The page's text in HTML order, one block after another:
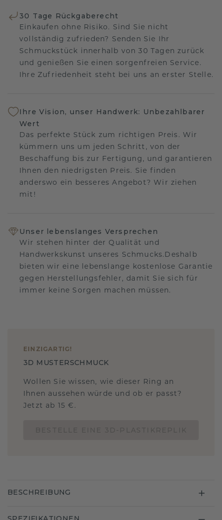
30 Tage Rückgaberecht
Einkaufen ohne Risiko. Sind Sie nicht
vollständig zufrieden? Senden Sie Ihr
Schmuckstück innerhalb von 30 Tagen zurück
und genießen Sie einen sorgenfreien Service.
Ihre Zufriedenheit steht bei uns an erster Stelle.
Ihre Vision, unser Handwerk: Unbezahlbarer
Wert
Das perfekte Stück zum richtigen Preis. Wir
kümmern uns um jeden Schritt, von der
Beschaffung bis zur Fertigung, und garantieren
Ihnen den niedrigsten Preis. Sie finden
anderswo ein besseres Angebot? Wir ziehen
mit!
Unser lebenslanges Versprechen
Wir stehen hinter der Qualität und
Handwerkskunst unseres Schmucks.Deshalb
bieten wir eine lebenslange kostenlose Garantie
gegen Herstellungsfehler, damit Sie sich für
immer keine Sorgen machen müssen.
EINZIGARTIG !
3D MUSTERSCHMUCK
Wollen Sie wissen, wie dieser Ring an
Ihnen aussehen würde und ob er passt?
Jetzt ab 15 €.
BESCHREIBUNG